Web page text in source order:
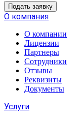
Подать заявку
О компания
О компании
Лицензии
Партнеры
Сотрудники
Отзывы
Реквизиты
Документы
Услуги